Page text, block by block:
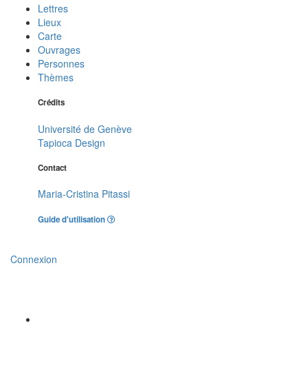
Lettres
Lieux
Carte
Ouvrages
Personnes
Thèmes
Crédits
Université de Genève
Tapioca Design
Contact
Maria-Cristina Pitassi
Guide d'utilisation
Connexion